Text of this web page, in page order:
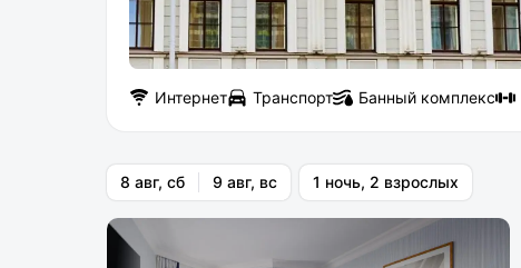
Интернет Транспорт Банный комплекс
8 авг, сб 9 авг, вс 1 ночь, 2 взрослых